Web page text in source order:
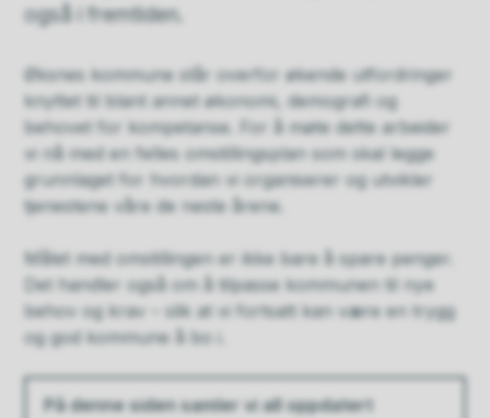
også i fremtiden.
Øksnes kommune står overfor økende utfordringer
knyttet til blant annet økonomi, demografi og
behovet for kompetanse. For å møte dette arbeider
vi nå med en felles omstillingsplan som skal legge
grunnlaget for hvordan vi organiserer og utvikler
tjenestene våre de neste årene.
Målet med omstillingen er ikke bare å spare penger.
Det handler også om å tilpasse kommunen til nye
behov og krav – slik at vi fortsatt kan være en trygg
og god kommune å bo i.
På denne siden samler vi all oppdatert